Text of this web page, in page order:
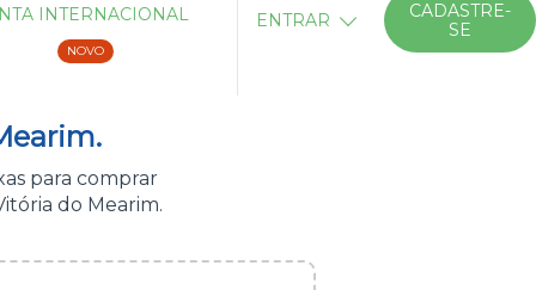
INTERNACIONAL
NOVO
ENTRAR
CADASTRE-
SE
para comprar
do Mearim.